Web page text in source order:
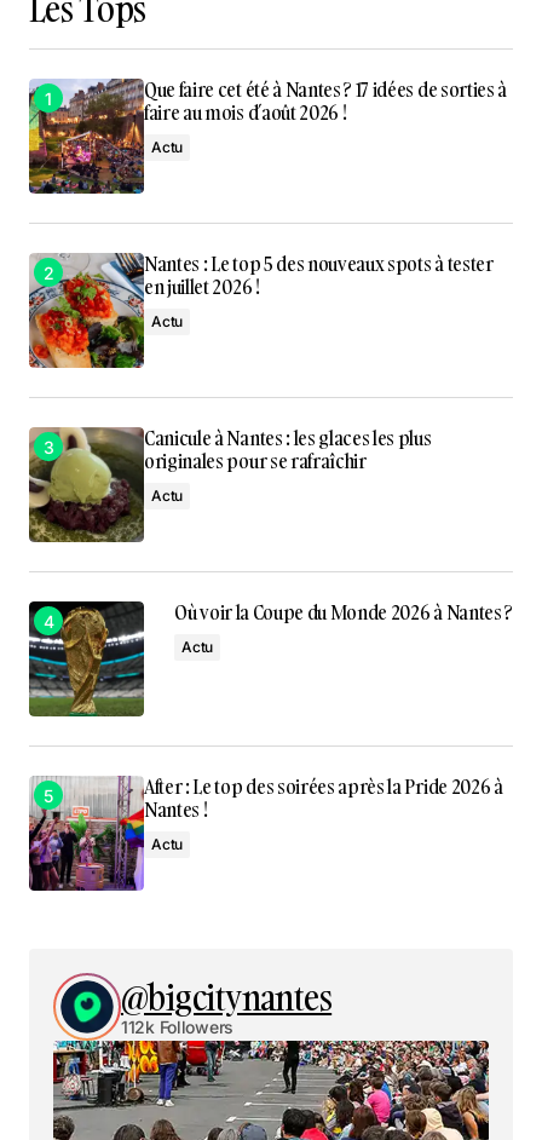
Que faire cet été à Nantes ? 17 idées de sorties à
faire au mois d’août 2026 !
Actu
Nantes : Le top 5 des nouveaux spots à tester
en juillet 2026 !
Actu
Canicule à Nantes : les glaces les plus
originales pour se rafraîchir
Actu
Où voir la Coupe du Monde 2026 à Nantes ?
Actu
After : Le top des soirées après la Pride 2026 à
Nantes !
Actu
@bigcitynantes
112k Followers